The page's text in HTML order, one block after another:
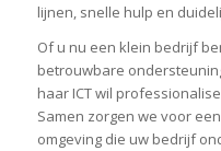
lijnen, snelle hulp en
Of u nu een klein bedrijf
betrouwbare
haar ICT wil
Samen zorgen we voor
omgeving die uw bedrijf